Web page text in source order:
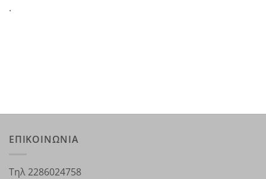
.
ΕΠΙΚΟΙΝΩΝΙΑ
Τηλ 2286024758